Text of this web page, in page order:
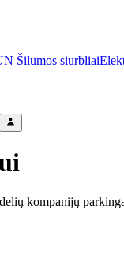
Šilumos siurbliai
kompanijų